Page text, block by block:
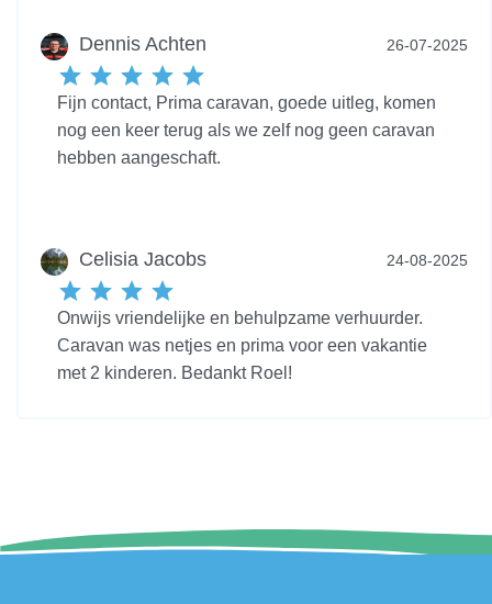
Dennis Achten 26-07-2025
Fijn contact, Prima caravan, goede uitleg, komen
nog een keer terug als we zelf nog geen caravan
hebben aangeschaft.
Celisia Jacobs 24-08-2025
Onwijs vriendelijke en behulpzame verhuurder.
Caravan was netjes en prima voor een vakantie
met 2 kinderen. Bedankt Roel!